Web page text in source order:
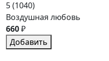
5(1040)
Воздушная любовь
660₽
Добавить